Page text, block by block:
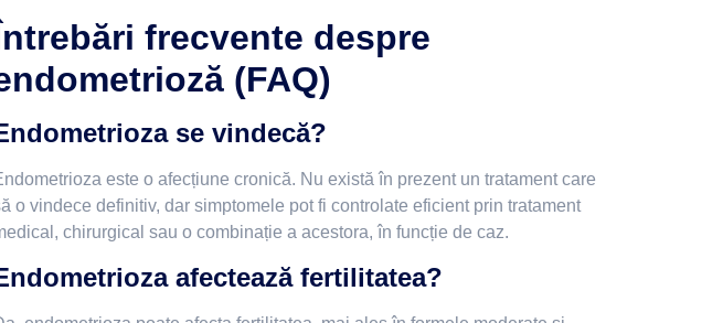
frecvente despre
(FAQ)
se vindecă?
este o afecțiune cronică. Nu există în prezent un tratament care
o vindece definitiv, dar simptomele pot fi controlate eficient prin tratament
chirurgical sau o combinație a acestora, în funcție de caz.
afectează fertilitatea?